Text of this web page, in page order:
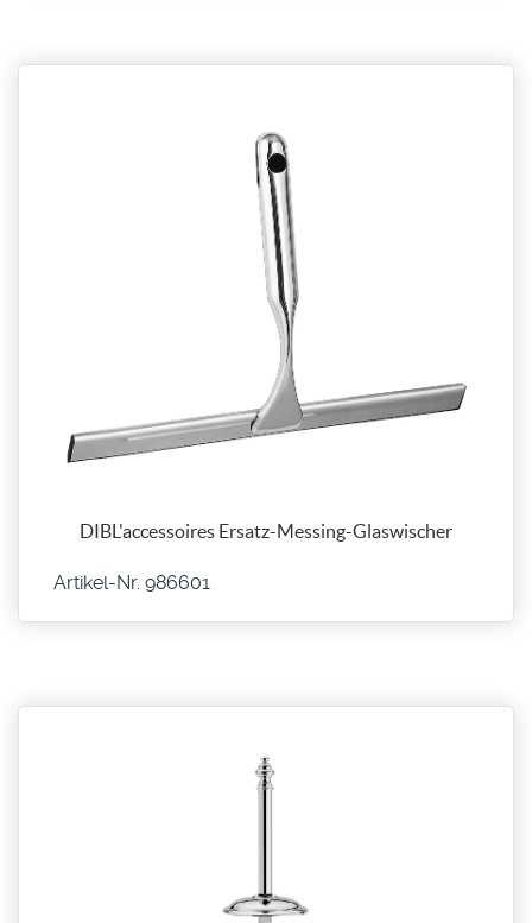
DIBL'accessoires Ersatz-Messing-Glaswischer
Artikel-Nr. 986601